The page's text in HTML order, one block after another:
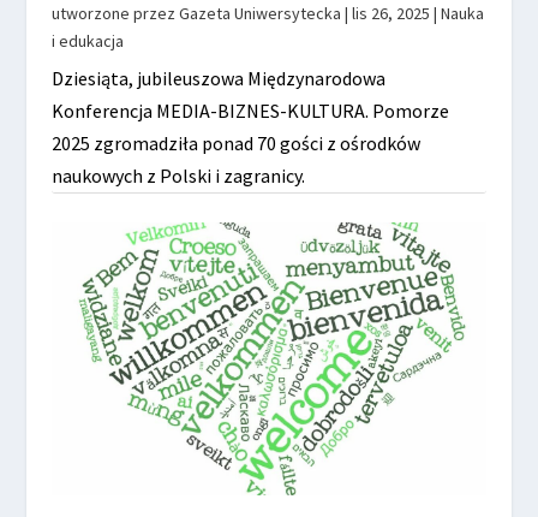
utworzone przez Gazeta Uniwersytecka | lis 26, 2025 | Nauka
i edukacja
Dziesiąta, jubileuszowa Międzynarodowa
Konferencja MEDIA-BIZNES-KULTURA. Pomorze
2025 zgromadziła ponad 70 gości z ośrodków
naukowych z Polski i zagranicy.